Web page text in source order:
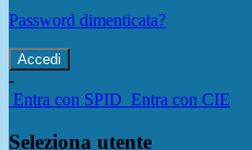
Password dimenticata?
-
Entra con SPID Entra con CIE
Seleziona utente